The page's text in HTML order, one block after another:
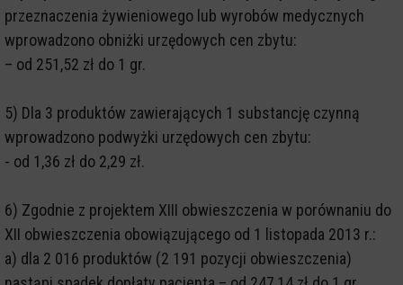
przeznaczenia żywieniowego lub wyrobów medycznych
wprowadzono obniżki urzędowych cen zbytu:
– od 251,52 zł do 1 gr.
5) Dla 3 produktów zawierających 1 substancję czynną
wprowadzono podwyżki urzędowych cen zbytu:
- od 1,36 zł do 2,29 zł.
6) Zgodnie z projektem XIII obwieszczenia w porównaniu do
XII obwieszczenia obowiązującego od 1 listopada 2013 r.:
a) dla 2 016 produktów (2 191 pozycji obwieszczenia)